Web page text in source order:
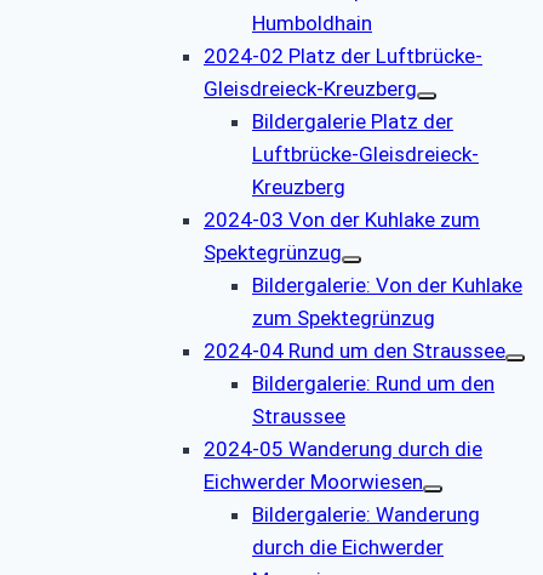
Humboldhain
2024-02 Platz der Luftbrücke-
Gleisdreieck-Kreuzberg
Bildergalerie Platz der
Luftbrücke-Gleisdreieck-
Kreuzberg
2024-03 Von der Kuhlake zum
Spektegrünzug
Bildergalerie: Von der Kuhlake
zum Spektegrünzug
2024-04 Rund um den Straussee
Bildergalerie: Rund um den
Straussee
2024-05 Wanderung durch die
Eichwerder Moorwiesen
Bildergalerie: Wanderung
durch die Eichwerder